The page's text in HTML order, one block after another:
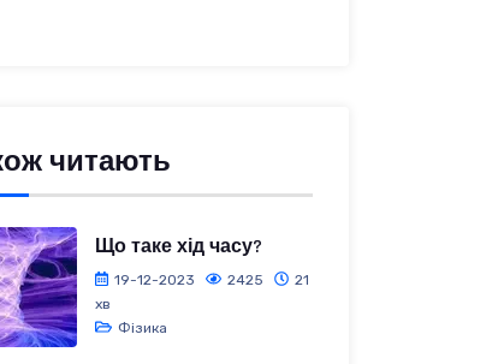
читають
Що таке хід часу?
19-12-2023 2425
21
хв
Фізика